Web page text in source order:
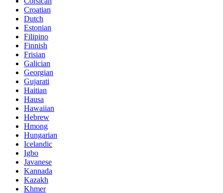
Croatian
Dutch
Estonian
Filipino
Finnish
Frisian
Galician
Georgian
Gujarati
Haitian
Hausa
Hawaiian
Hebrew
Hmong
Hungarian
Icelandic
Igbo
Javanese
Kannada
Kazakh
Khmer